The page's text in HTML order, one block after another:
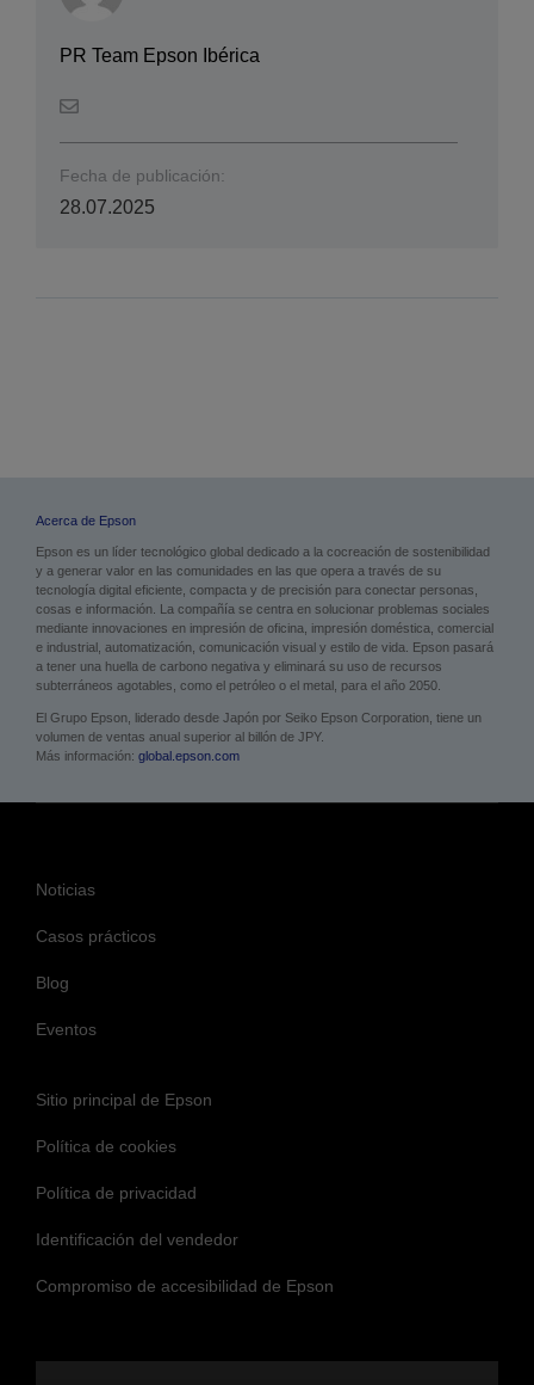
PR Team Epson Ibérica
Fecha de publicación:
28.07.2025
Acerca de Epson
Epson es un líder tecnológico global dedicado a la cocreación de sostenibilidad
y a generar valor en las comunidades en las que opera a través de su
tecnología digital eficiente, compacta y de precisión para conectar personas,
cosas e información. La compañía se centra en solucionar problemas sociales
mediante innovaciones en impresión de oficina, impresión doméstica, comercial
e industrial, automatización, comunicación visual y estilo de vida. Epson pasará
a tener una huella de carbono negativa y eliminará su uso de recursos
subterráneos agotables, como el petróleo o el metal, para el año 2050.
El Grupo Epson, liderado desde Japón por Seiko Epson Corporation, tiene un
volumen de ventas anual superior al billón de JPY.
Más información: global.epson.com
Noticias
Casos prácticos
Blog
Eventos
Sitio principal de Epson
Política de cookies
Política de privacidad
Identificación del vendedor
Compromiso de accesibilidad de Epson